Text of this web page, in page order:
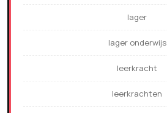
lager
lager onderwijs
leerkracht
leerkrachten